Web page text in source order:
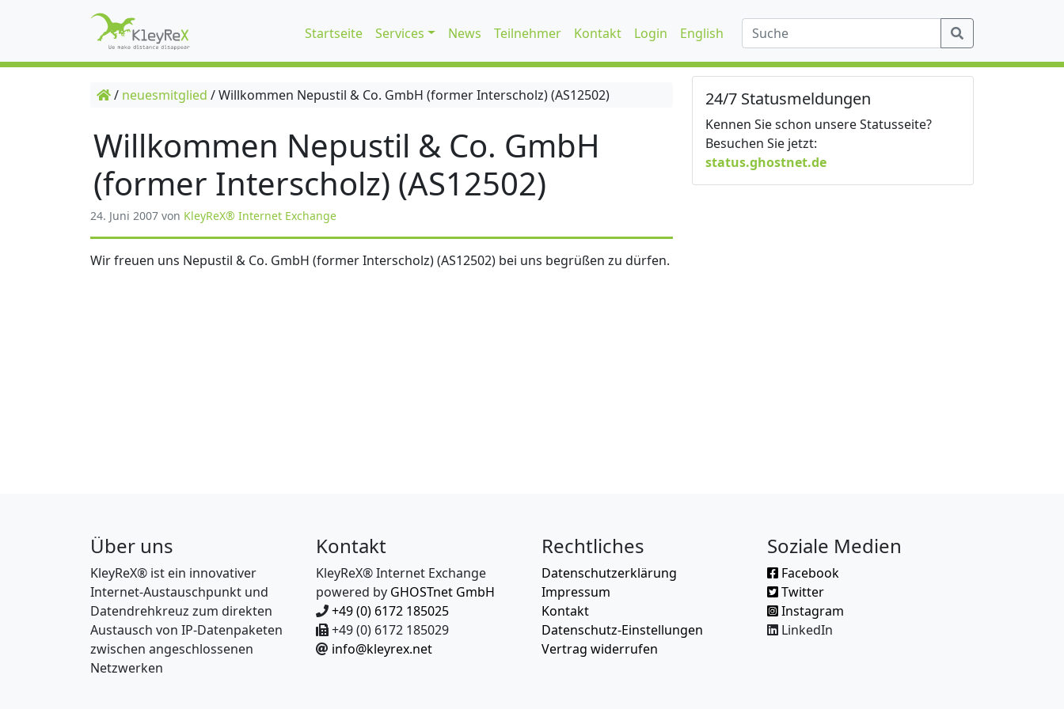
Startseite Services News Teilnehmer Kontakt Login English
/ neuesmitglied /Willkommen Nepustil & Co. GmbH (former Interscholz) (AS12502)
Willkommen Nepustil & Co. GmbH
(former Interscholz) (AS12502)
24. Juni 2007 von KleyReX® Internet Exchange
Wir freuen uns Nepustil & Co. GmbH (former Interscholz) (AS12502) bei uns begrüßen zu dürfen.
24/7 Statusmeldungen
Kennen Sie schon unsere Statusseite?
Besuchen Sie jetzt:
status.ghostnet.de
Über uns
KleyReX® ist ein innovativer
Internet-Austauschpunkt und
Datendrehkreuz zum direkten
Austausch von IP-Datenpaketen
zwischen angeschlossenen
Netzwerken
Kontakt
KleyReX® Internet Exchange
powered by GHOSTnet GmbH
+49 (0) 6172 185025
+49 (0) 6172 185029
info@kleyrex.net
Rechtliches
Datenschutzerklärung
Impressum
Kontakt
Datenschutz-Einstellungen
Vertrag widerrufen
Soziale Medien
Facebook
Twitter
Instagram
LinkedIn